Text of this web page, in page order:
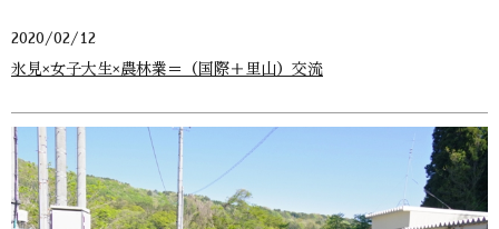
2020/02/12
氷見×女子大生×農林業＝（国際＋里山）交流